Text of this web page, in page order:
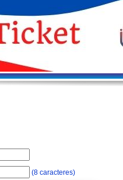
(8 caracteres)